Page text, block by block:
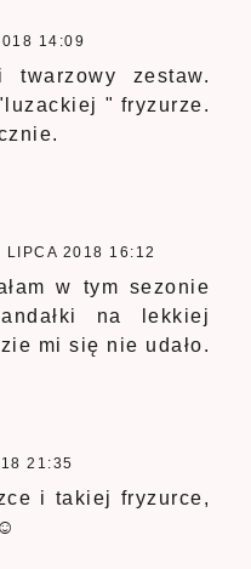
14:09
zestaw.
" fryzurze.
LIPCA 2018 16:12
w tym sezonie
na lekkiej
mi się nie udało.
21:35
i takiej fryzurce,